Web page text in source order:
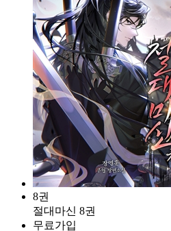
8권
절대마신 8권
무료가입